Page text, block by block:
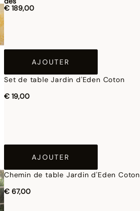
€ 189,00
AJOUTER
Set de table Jardin d'Eden Coton
€ 19,00
AJOUTER
Chemin de table Jardin d'Eden Coton
€ 67,00